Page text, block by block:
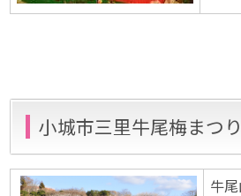
小城市三里牛尾梅まつ
牛